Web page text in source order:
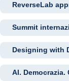
ReverseLab
Summit
Designing with
AI. Democrazia.